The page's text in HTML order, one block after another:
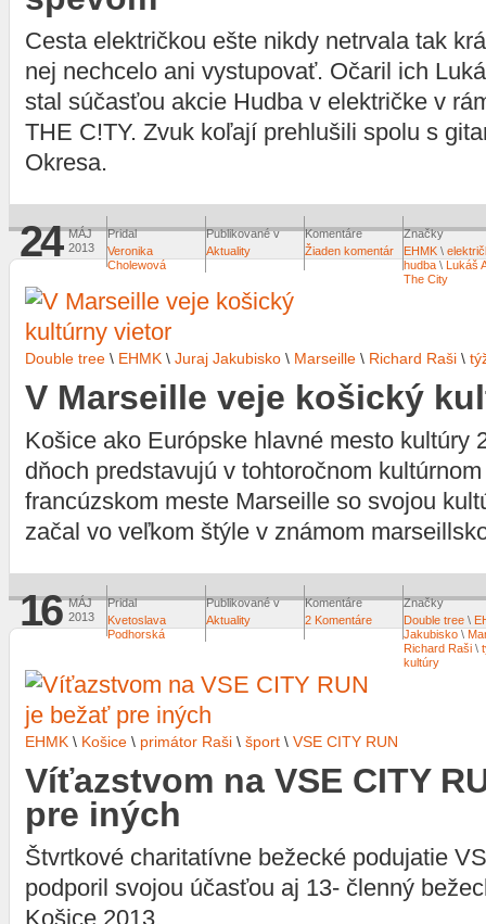
Cesta električkou ešte nikdy netrvala tak
nej nechcelo ani vystupovať. Očaril ich
stal súčasťou akcie Hudba v električke v
THE C!TY. Zvuk koľají prehlušili spolu s
Okresa.
24 MÁJ
2013
Pridal
Veronika
Cholewová
Publikované v
Aktuality
Komentáre
Žiaden komentár
Značky
EHMK \
hudba \ Lukáš
The City
Double tree \ EHMK \ Juraj Jakubisko \ Marseille \ Richard Raši \
V Marseille veje košický
Košice ako Európske hlavné mesto kultúry
dňoch predstavujú v tohtoročnom
francúzskom meste Marseille so svojou
začal vo veľkom štýle v známom
16 MÁJ
2013
Pridal
Kvetoslava
Podhorská
Publikované v
Aktuality
Komentáre
2 Komentáre
Značky
Double tree \
Jakubisko \
Richard Raši \
kultúry
EHMK \ Košice \ primátor Raši \ šport \ VSE CITY RUN
Víťazstvom na VSE CITY
pre iných
Štvrtkové charitatívne bežecké podujatie
podporil svojou účasťou aj 13- členný
Košice 2013.